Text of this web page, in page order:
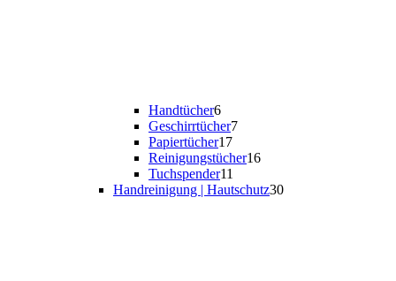
Handtücher6
Geschirrtücher7
Papiertücher17
Reinigungstücher16
Tuchspender11
Handreinigung | Hautschutz30